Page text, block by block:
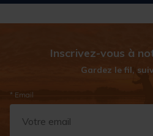
Inscrivez-vous à
Gardez le fil,
* Email